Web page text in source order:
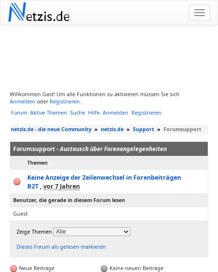
Netzis.de
Willkommen Gast! Um alle Funktionen zu aktivieren müssen Sie sich
Anmelden oder Registrieren.
Forum Aktive Themen Suche Hilfe Anmelden Registrieren
netzis.de - die neue Community » netzis.de » Support » Forumsupport
Forumsupport -Austausch über Forenangelegenheiten
Themen
Keine Anzeige der Zeilenwechsel in Forenbeiträgen
B2T , vor 7 Jahren
Benutzer, die gerade in diesem Forum lesen
Guest
Zeige Themen
Dieses Forum als gelesen markieren
Neue Beiträge
Keine neuen Beiträge